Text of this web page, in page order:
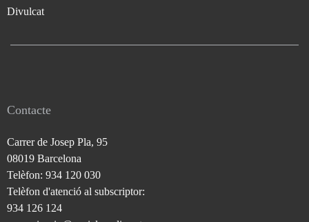
Divulcat
Contacte
Carrer de Josep Pla, 95
08019 Barcelona
Telèfon: 934 120 030
Telèfon d'atenció al subscriptor:
934 126 124